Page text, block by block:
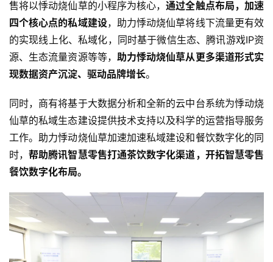
业
界
人
工
能
深
度
学
习
云
计
售将以悸动烧仙草的小程序为核心，通过全触点布局，加速
四个核心点的私域建设，助力悸动烧仙草将线下流量更有效
的实现线上化、私域化，同时基于微信生态、腾讯游戏IP资
源、生态流量资源等等， 助力悸动烧仙草从更多渠道形式实
现数据资产沉淀、驱动品牌增长。
同时，商有将基于大数据分析和全新的云中台系统为悸动烧
仙草的私域生态建设提供技术支持以及科学的运营指导服务
工作。助力悸动烧仙草加速加速私域建设和餐饮数字化的同
时，帮助腾讯智慧零售打通茶饮数字化渠道，开拓智慧零售
餐饮数字化布局。